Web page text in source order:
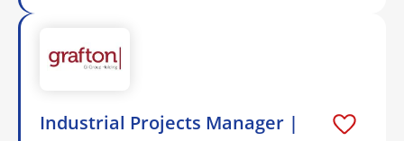
Industrial Projects Manager |